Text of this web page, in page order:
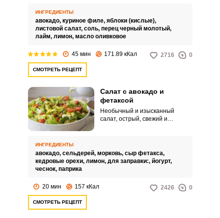
ИНГРЕДИЕНТЫ
авокадо, куриное филе, яблоки (кислые),
листовой салат, соль, перец черный молотый,
лайм, лимон, масло оливковое
45 мин 171.89 кКал 2716 0
СМОТРЕТЬ РЕЦЕПТ
Салат с авокадо и
фетаксой
Необычный и изысканный
салат, острый, свежий и
хлеба будет очень вкусен.
ИНГРЕДИЕНТЫ
авокадо, сельдерей, морковь, сыр фетакса,
кедровые орехи, лимон, для заправки:, йогурт,
чеснок, паприка
20 мин 157 кКал 2426 0
СМОТРЕТЬ РЕЦЕПТ